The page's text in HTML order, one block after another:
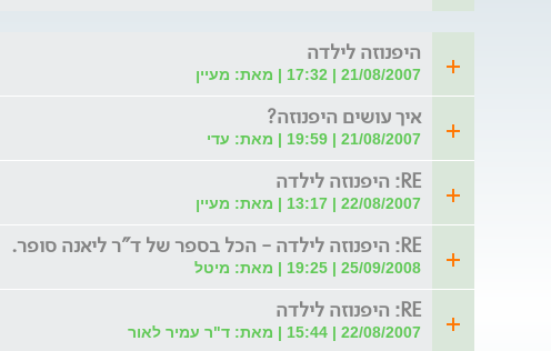
היפנוזה לילדה
21/08/2007 | 17:32 | מאת: מעיין
איך עושים היפנוזה?
21/08/2007 | 19:59 | מאת: עדי
RE: היפנוזה לילדה
22/08/2007 | 13:17 | מאת: מעיין
RE: היפנוזה לילדה - הכל בספר של ד"ר ליאנה סופר.
25/09/2008 | 19:25 | מאת: מיטל
RE: היפנוזה לילדה
22/08/2007 | 15:44 | מאת: ד"ר עמיר לאור